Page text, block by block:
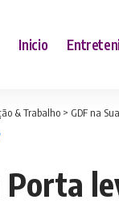
Inicio
& Trabalho > GDF na
Porta